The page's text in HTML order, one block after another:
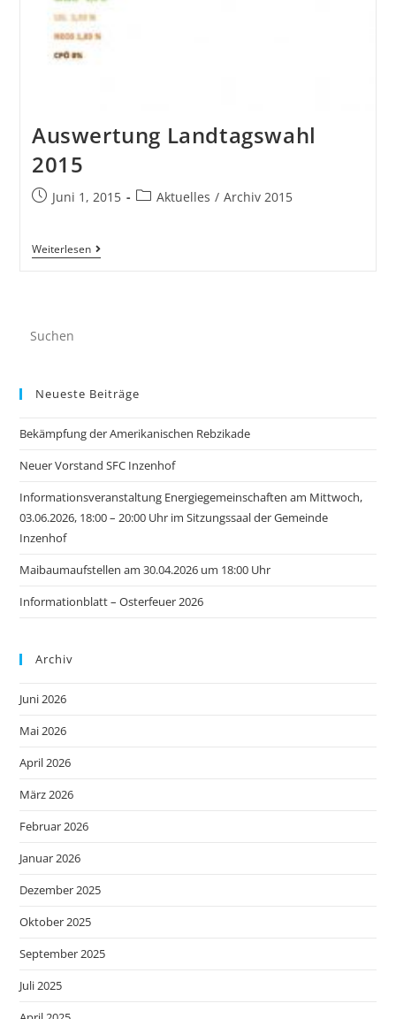
Auswertung Landtagswahl
2015
Juni 1, 2015 Aktuelles / Archiv 2015
Weiterlesen
Neueste Beiträge
Bekämpfung der Amerikanischen Rebzikade
Neuer Vorstand SFC Inzenhof
Informationsveranstaltung Energiegemeinschaften am Mittwoch,
03.06.2026, 18:00 – 20:00 Uhr im Sitzungssaal der Gemeinde
Inzenhof
Maibaumaufstellen am 30.04.2026 um 18:00 Uhr
Informationblatt – Osterfeuer 2026
Archiv
Juni 2026
Mai 2026
April 2026
März 2026
Februar 2026
Januar 2026
Dezember 2025
Oktober 2025
September 2025
Juli 2025